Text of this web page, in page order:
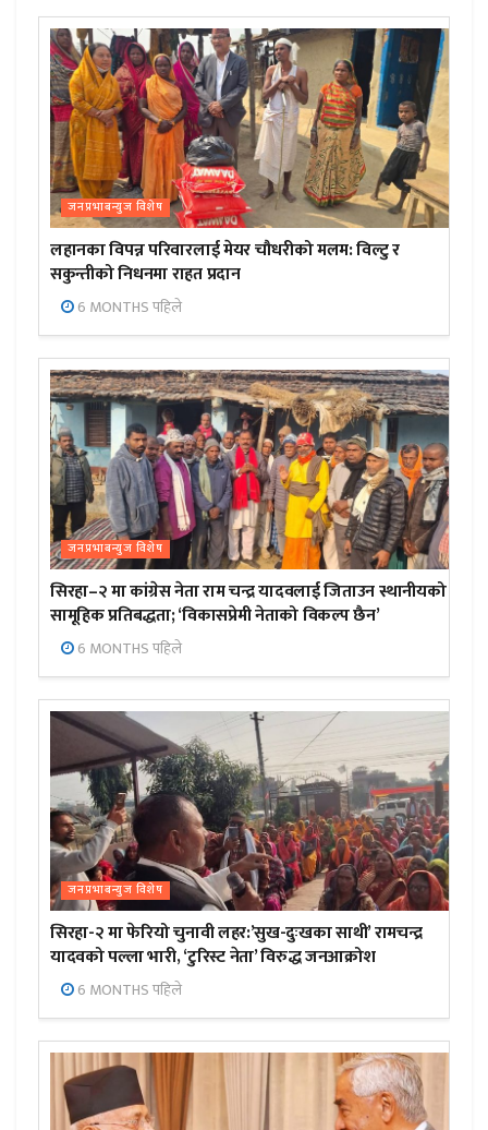
जनप्रभाबन्युज विशेष
लहानका विपन्न परिवारलाई मेयर चौधरीको मलम: विल्टु र
सकुन्तीको निधनमा राहत प्रदान
6 MONTHS पहिले
जनप्रभाबन्युज विशेष
सिरहा–२ मा कांग्रेस नेता राम चन्द्र यादवलाई जिताउन स्थानीयको
सामूहिक प्रतिबद्धता; ‘विकासप्रेमी नेताको विकल्प छैन’
6 MONTHS पहिले
जनप्रभाबन्युज विशेष
सिरहा-२ मा फेरियो चुनावी लहर:’सुख-दुःखका साथी’ रामचन्द्र
यादवको पल्ला भारी, ‘टुरिस्ट नेता’ विरुद्ध जनआक्रोश
6 MONTHS पहिले